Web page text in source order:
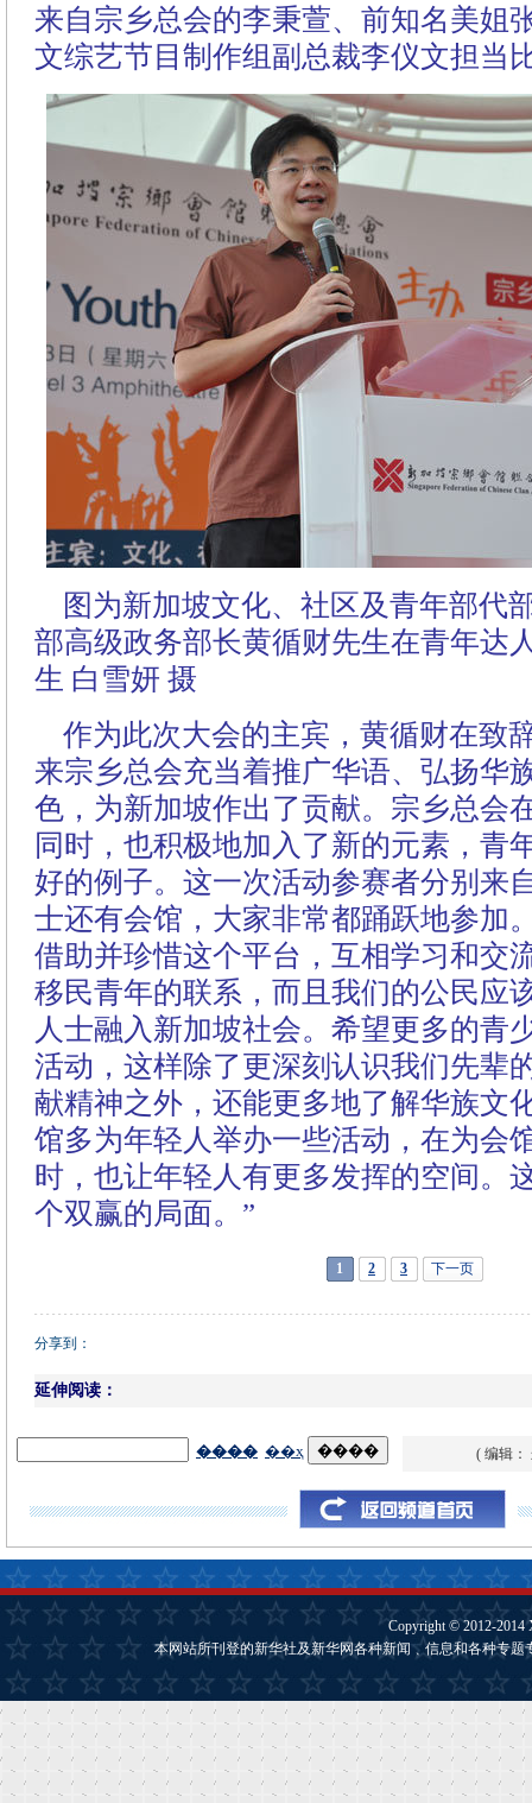
来自宗乡总会的李秉萱、前知名美姐
文综艺节目制作组副总裁李仪文担当
图为新加坡文化、社区及青年部代
部高级政务部长黄循财先生在青年达
生 白雪妍 摄
作为此次大会的主宾，黄循财在致
来宗乡总会充当着推广华语、弘扬华
色，为新加坡作出了贡献。宗乡总会
同时，也积极地加入了新的元素，青
好的例子。这一次活动参赛者分别来
士还有会馆，大家非常都踊跃地参加
借助并珍惜这个平台，互相学习和交
移民青年的联系，而且我们的公民应
人士融入新加坡社会。希望更多的青
活动，这样除了更深刻认识我们先辈
献精神之外，还能更多地了解华族文
馆多为年轻人举办一些活动，在为会
时，也让年轻人有更多发挥的空间。
个双赢的局面。”
1 2 3 下一页
分享到：
延伸阅读：
( 编辑：
Copyright © 2012-2014
本网站所刊登的新华社及新华网各种新闻﹑信息和各种专